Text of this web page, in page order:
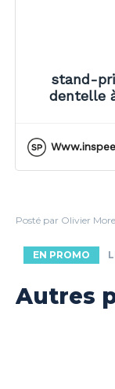
stand-
dentelle
Posté par Olivier
EN PROMO
Autres